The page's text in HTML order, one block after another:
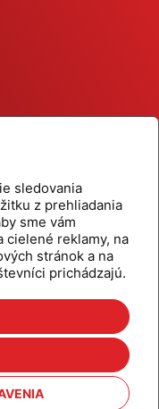
sledovania
z prehliadania
sme vám
cielené reklamy, na
stránok a na
prichádzajú.
tipy